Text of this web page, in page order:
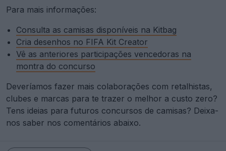
Para mais informações:
Consulta as camisas disponíveis na Kitbag
Cria desenhos no FIFA Kit Creator
Vê as anteriores participações vencedoras na
montra do concurso
Deveríamos fazer mais colaborações com retalhistas,
clubes e marcas para te trazer o melhor a custo zero?
Tens ideias para futuros concursos de camisas? Deixa-
nos saber nos comentários abaixo.